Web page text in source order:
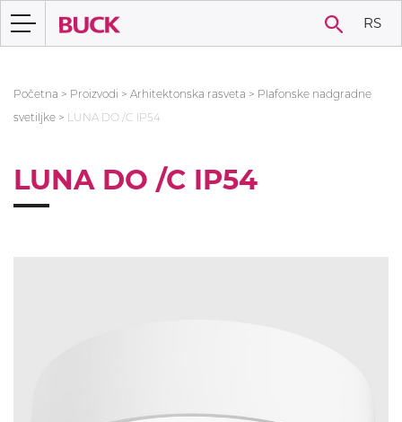
RS
Početna > Proizvodi > Arhitektonska rasveta > Plafonske nadgradne
svetiljke > LUNA DO /C IP54
LUNA DO /C IP54